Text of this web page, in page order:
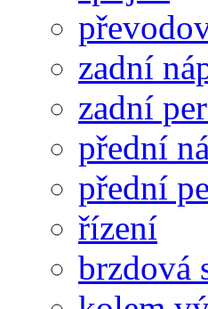
zadní
zadní
přední
přední
řízení
brzdová